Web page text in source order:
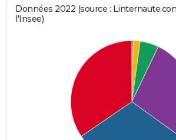
Données 2022 (source :
l'Insee)